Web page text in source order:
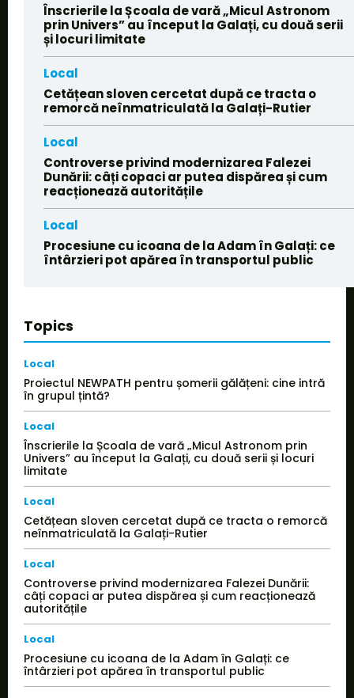
Înscrierile la Școala de vară „Micul Astronom
prin Univers” au început la Galați, cu două serii
și locuri limitate
Local
Cetățean sloven cercetat după ce tracta o
remorcă neînmatriculată la Galați-Rutier
Local
Controverse privind modernizarea Falezei
Dunării: câți copaci ar putea dispărea și cum
reacționează autoritățile
Local
Procesiune cu icoana de la Adam în Galați: ce
întârzieri pot apărea în transportul public
Topics
Local
Proiectul NEWPATH pentru șomerii gălățeni: cine intră
în grupul țintă?
Local
Înscrierile la Școala de vară „Micul Astronom prin
Univers” au început la Galați, cu două serii și locuri
limitate
Local
Cetățean sloven cercetat după ce tracta o remorcă
neînmatriculată la Galați-Rutier
Local
Controverse privind modernizarea Falezei Dunării:
câți copaci ar putea dispărea și cum reacționează
autoritățile
Local
Procesiune cu icoana de la Adam în Galați: ce
întârzieri pot apărea în transportul public